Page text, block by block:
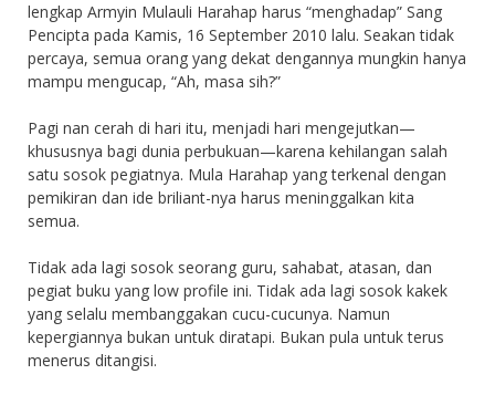
lengkap Armyin Mulauli Harahap harus “menghadap” Sang
Pencipta pada Kamis, 16 September 2010 lalu. Seakan tidak
percaya, semua orang yang dekat dengannya mungkin hanya
mampu mengucap, “Ah, masa sih?”
Pagi nan cerah di hari itu, menjadi hari mengejutkan—
khususnya bagi dunia perbukuan—karena kehilangan salah
satu sosok pegiatnya. Mula Harahap yang terkenal dengan
pemikiran dan ide briliant-nya harus meninggalkan kita
semua.
Tidak ada lagi sosok seorang guru, sahabat, atasan, dan
pegiat buku yang low profile ini. Tidak ada lagi sosok kakek
yang selalu membanggakan cucu-cucunya. Namun
kepergiannya bukan untuk diratapi. Bukan pula untuk terus
menerus ditangisi.